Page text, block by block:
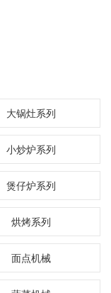
大锅灶系列
小炒炉系列
煲仔炉系列
烘烤系列
面点机械